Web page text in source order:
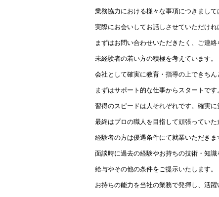
業務協力における様々な事項につきまして
実際にお会いしてお話しさせていただけれ
まずはお問い合わせいただきたく、ご連絡
未経験者の若い方の積極を考えています。
会社として確実に教育・指導の上できちん
まずはサポート的な仕事からスタートです
習得のスピードは人それぞれです。確実
最終はプロの職人を目指して頑張っていた
経験者の方は優遇条件にて就業いただきま
面談時に過去の経験やお持ちの技術・知識
給与やその他の条件をご提示いたします。
お持ちの能力を当社の業務で発揮し、活躍